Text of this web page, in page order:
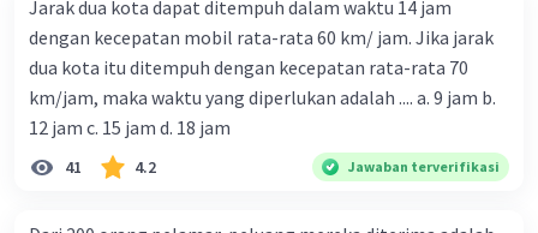
Jarak dua kota dapat ditempuh dalam waktu 14 jam
dengan kecepatan mobil rata-rata 60 km/ jam. Jika jarak
dua kota itu ditempuh dengan kecepatan rata-rata 70
km/jam, maka waktu yang diperlukan adalah .... a. 9 jam b.
12 jam c. 15 jam d. 18 jam
41 4.2 Jawaban terverifikasi